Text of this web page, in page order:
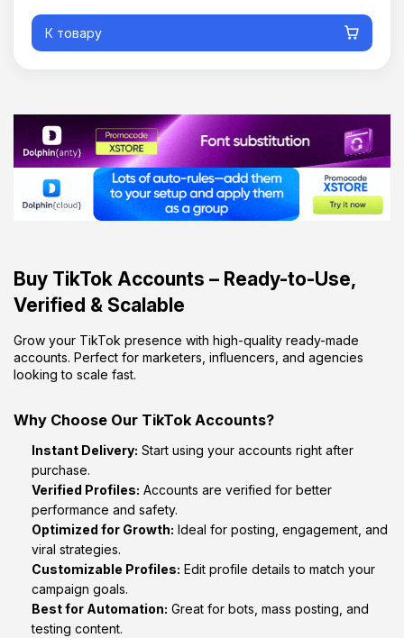
К товару
Buy TikTok Accounts – Ready-to-Use,
Verified & Scalable
Grow your TikTok presence with high-quality ready-made
accounts. Perfect for marketers, influencers, and agencies
looking to scale fast.
Why Choose Our TikTok Accounts?
Instant Delivery: Start using your accounts right after
purchase.
Verified Profiles: Accounts are verified for better
performance and safety.
Optimized for Growth: Ideal for posting, engagement, and
viral strategies.
Customizable Profiles: Edit profile details to match your
campaign goals.
Best for Automation: Great for bots, mass posting, and
testing content.